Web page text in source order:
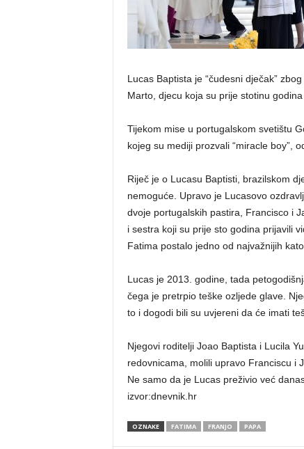
Lucas Baptista je “čudesni dječak”
Marto, djecu koja su prije stotinu
Tijekom mise u portugalskom svetištu
kojeg su mediji prozvali “miracle boy”,
Riječ je o Lucasu Baptisti, brazilskom
nemoguće. Upravo je Lucasovo
dvoje portugalskih pastira, Francisco i
i sestra koji su prije sto godina prijavili
Fatima postalo jedno od najvažnijih
Lucas je 2013. godine, tada
čega je pretrpio teške ozljede glave.
to i dogodi bili su uvjereni da će imati
Njegovi roditelji Joao Baptista i Lucila
redovnicama, molili upravo Franciscu i
Ne samo da je Lucas preživio već
izvor:dnevnik.hr
OZNAKE FATIMA FRANJO PAPA